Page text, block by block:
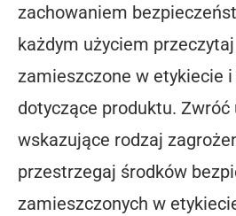
zachowaniem
każdym użyciem
zamieszczone w etykiecie
dotyczące produktu.
wskazujące rodzaj
przestrzegaj środków
zamieszczonych w